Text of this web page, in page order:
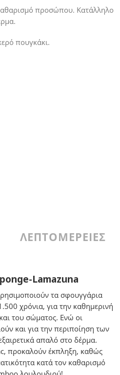
προσώπου. Κατάλληλο
πουγκάκι.
ΛΕΠΤΟΜΕΡΕΙΕΣ
Lamazuna
τα σφουγγάρια
χρόνια, για την καθημερινή
του σώματος. Ενώ οι
και για την περιποίηση των
απαλό στο δέρμα.
προκαλούν έκπληξη, καθώς
κατά τον καθαρισμό